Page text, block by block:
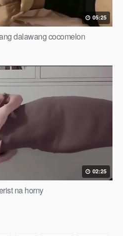
05:25
dalawang cocomelon
02:25
na horny